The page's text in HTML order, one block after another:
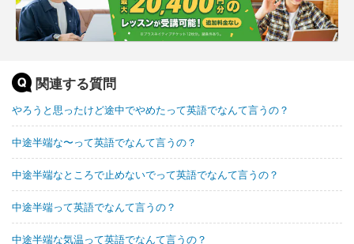
関連する質問
やろうと思ったけど途中でやめたって英語でなんて言うの？
中途半端な〜って英語でなんて言うの？
中途半端なところで止めないでって英語でなんて言うの？
中途半端って英語でなんて言うの？
中途半端な気温って英語でなんて言うの？